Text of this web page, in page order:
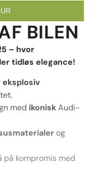
BILEN
– hvor
tidløs elegance!
eksplosiv
med ikoniskAudi-
og
på kompromis med